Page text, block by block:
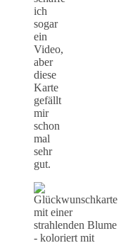
ich
sogar
ein
Video,
aber
diese
Karte
gefällt
mir
schon
mal
sehr
gut.